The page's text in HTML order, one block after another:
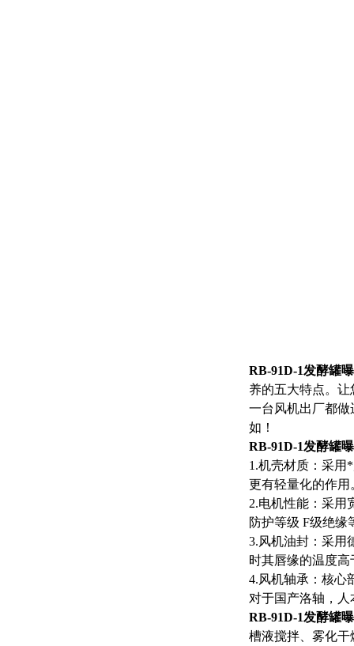
RB-91D-1发酵罐
养的五大特点。
一台风机出厂都
如！
RB-91D-1发酵罐
1.机壳材质：采用
更有轻量化的作用
2.电机性能：采用
防护等级 F级绝
3.风机油封：采用
时其唇缘的温度
4.风机轴承：核心
对于国产洛轴，
RB-91D-1发酵罐
槽液搅拌、雾化